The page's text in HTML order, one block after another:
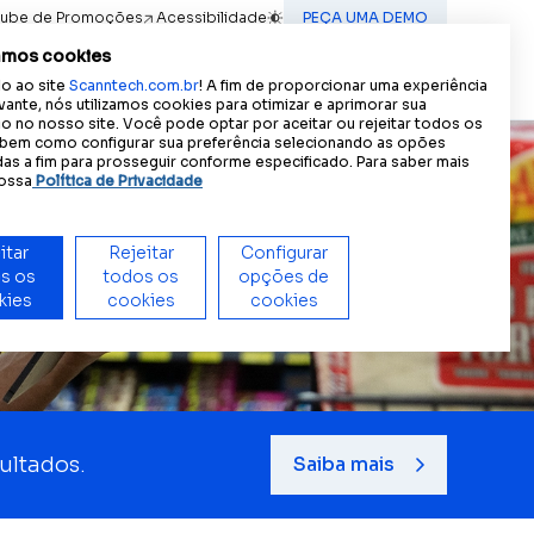
de Promoções Acessibilidade
PEÇA UMA DEMO
acessível:Tamanho do texto
Nossas lideranças
Conheça o time que lidera a
mais.
única e granular das vendas de
Contato (IN) MOTION
PT
ES
EN
Saiba mais
cookies
ao site Scanntech.com.br! A fim de proporcionar uma experiência
nós utilizamos cookies para otimizar e aprimorar sua
no nosso site. Você pode optar por aceitar ou rejeitar todos os
como configurar sua preferência selecionando as opões
a fim para prosseguir conforme especificado. Para saber mais
Política de Privacidade
os
Rejeitar
todos os
cookies
Configurar
opções de
cookies